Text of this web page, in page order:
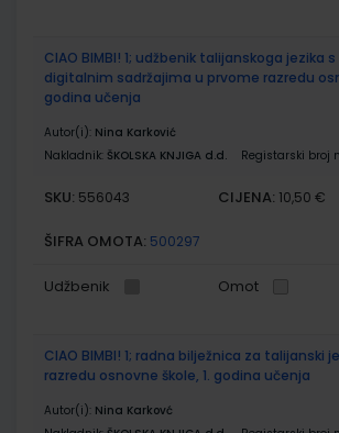
CIAO BIMBI! 1; udžbenik talijanskoga jezika
digitalnim sadržajima u prvome razredu
godina učenja
Autor(i): Nina Karković
Nakladnik: ŠKOLSKA KNJIGA d.d. Registarski broj
SKU: 556043 CIJENA: 10,50 €
ŠIFRA OMOTA: 500297
Udžbenik Omot
CIAO BIMBI! 1; radna bilježnica za talijanski
razredu osnovne škole, 1. godina učenja
Autor(i): Nina Karkovć